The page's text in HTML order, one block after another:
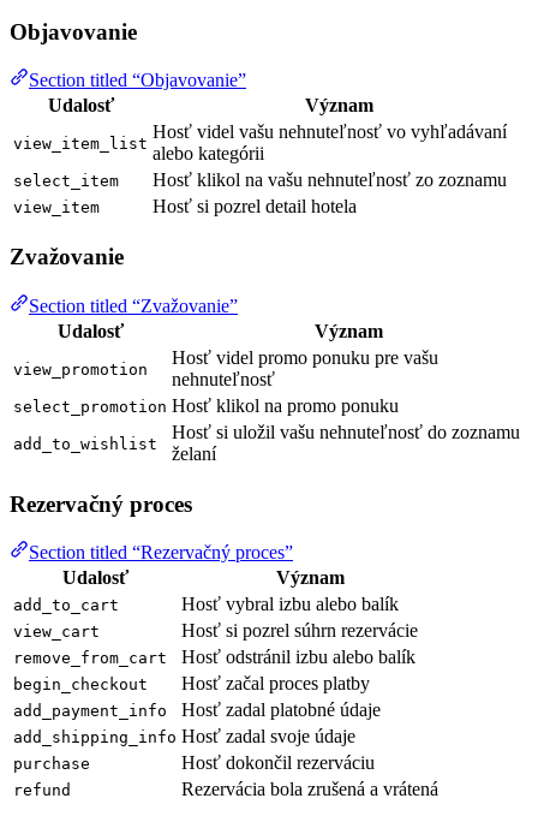
Objavovanie
Section titled “Objavovanie”
Udalosť
Význam
view_item_list
Hosť videl vašu nehnuteľnosť vo vyhľadávaní
alebo kategórii
select_item Hosť klikol na vašu nehnuteľnosť zo zoznamu
view_item Hosť si pozrel detail hotela
Zvažovanie
Section titled “Zvažovanie”
Udalosť
Význam
view_promotion
Hosť videl promo ponuku pre vašu
nehnuteľnosť
select_promotion Hosť klikol na promo ponuku
add_to_wishlist
Hosť si uložil vašu nehnuteľnosť do zoznamu
želaní
Rezervačný proces
Section titled “Rezervačný proces”
Udalosť
Význam
add_to_cart Hosť vybral izbu alebo balík
view_cart Hosť si pozrel súhrn rezervácie
remove_from_cart Hosť odstránil izbu alebo balík
begin_checkout Hosť začal proces platby
add_payment_info Hosť zadal platobné údaje
add_shipping_info Hosť zadal svoje údaje
purchase Hosť dokončil rezerváciu
refund Rezervácia bola zrušená a vrátená